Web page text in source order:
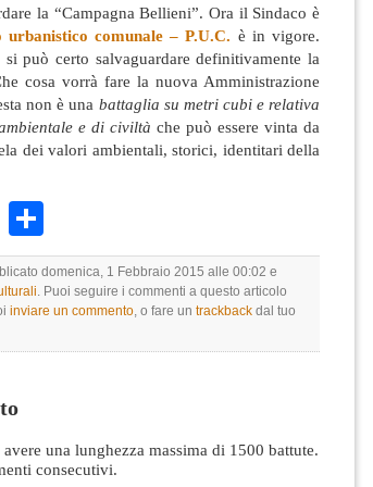
la “Campagna Bellieni”. Ora il Sindaco è
urbanistico comunale – P.U.C. è in vigore.
può certo salvaguardare definitivamente la
cosa vorrà fare la nuova Amministrazione
non è una battaglia su metri cubi e relativa
e di civiltà che può essere vinta da
dei valori ambientali, storici, identitari della
WhatsApp
domenica, 1 Febbraio 2015 alle 00:02 e
. Puoi seguire i commenti a questo articolo
inviare un commento, o fare un trackback dal tuo
una lunghezza massima di 1500 battute.
consecutivi.